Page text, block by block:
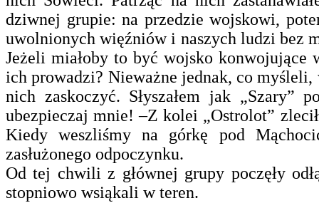
dziwnej grupie: na przedzie wojskowi,
uwolnionych więźniów i naszych ludzi bez
Jeżeli miałoby to być wojsko konwojujące
ich prowadzi? Nieważne jednak, co myśleli,
nich zaskoczyć. Słyszałem jak „Szary”
ubezpieczaj mnie! –Z kolei „Ostrolot”
Kiedy weszliśmy na górkę pod
zasłużonego odpoczynku.
Od tej chwili z głównej grupy poczęły
stopniowo wsiąkali w teren.